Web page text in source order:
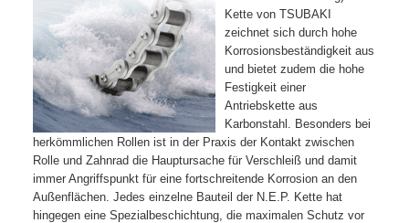
Kette von TSUBAKI
zeichnet sich durch hohe
Korrosionsbeständigkeit aus
und bietet zudem die hohe
Festigkeit einer
Antriebskette aus
Karbonstahl. Besonders bei
herkömmlichen Rollen ist in der Praxis der Kontakt zwischen
Rolle und Zahnrad die Hauptursache für Verschleiß und damit
immer Angriffspunkt für eine fortschreitende Korrosion an den
Außenflächen. Jedes einzelne Bauteil der N.E.P. Kette hat
hingegen eine Spezialbeschichtung, die maximalen Schutz vor